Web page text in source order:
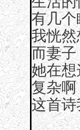
有几
我恍
而妻
她在
复杂啊
这首